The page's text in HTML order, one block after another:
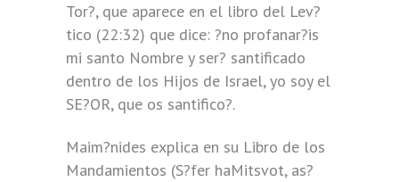
Tor?, que aparece en el libro del Lev?
tico (22:32) que dice: ?no profanar?is
mi santo Nombre y ser? santificado
dentro de los Hijos de Israel, yo soy el
SE?OR, que os santifico?.
Maim?nides explica en su Libro de los
Mandamientos (S?fer haMitsvot, as?